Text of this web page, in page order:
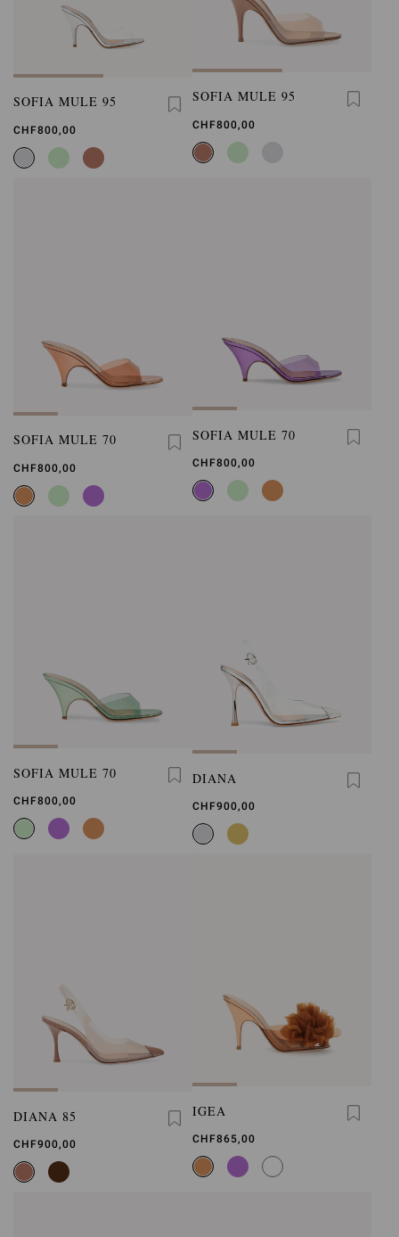
SOFIA MULE 95
CHF800,00
SOFIA MULE 95
CHF800,00
SOFIA MULE 70
CHF800,00
SOFIA MULE 70
CHF800,00
SOFIA MULE 70
CHF800,00
DIANA
CHF900,00
DIANA 85
CHF900,00
IGEA
CHF865,00